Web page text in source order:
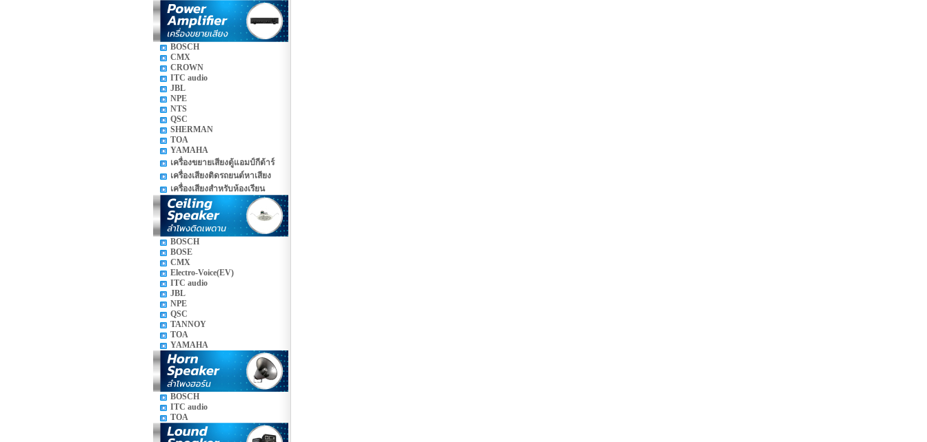
BOSCH
CMX
CROWN
ITC audio
JBL
NPE
NTS
QSC
SHERMAN
TOA
YAMAHA
เครื่องขยายเสียงตู้แอมป์กีต้าร์
เครื่องเสียงติดรถยนต์หาเสียง
เครื่องเสียงสำหรับห้องเรียน
BOSCH
BOSE
CMX
Electro-Voice(EV)
ITC audio
JBL
NPE
QSC
TANNOY
TOA
YAMAHA
BOSCH
ITC audio
TOA